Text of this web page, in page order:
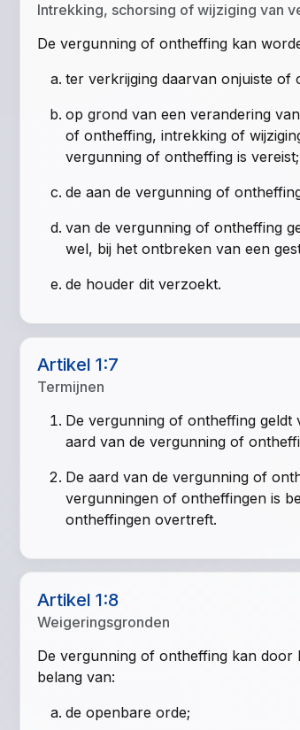
Intrekking, schorsing of wijziging van
De vergunning of ontheffing kan
ter verkrijging daarvan onjuiste of
op grond van een verandering
of ontheffing, intrekking of
vergunning of ontheffing is vereist;
de aan de vergunning of
van de vergunning of ontheffing
wel, bij het ontbreken van een
de houder dit verzoekt.
Artikel 1:7
Termijnen
De vergunning of ontheffing geldt
aard van de vergunning of
De aard van de vergunning of
vergunningen of ontheffingen is
ontheffingen overtreft.
Artikel 1:8
Weigeringsgronden
De vergunning of ontheffing kan door
belang van:
de openbare orde;